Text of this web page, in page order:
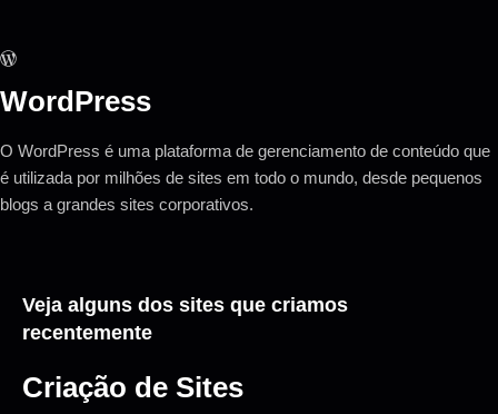
WordPress
O WordPress é uma plataforma de gerenciamento de conteúdo que
é utilizada por milhões de sites em todo o mundo, desde pequenos
blogs a grandes sites corporativos.
Veja alguns dos sites que criamos
recentemente
Criação de Sites